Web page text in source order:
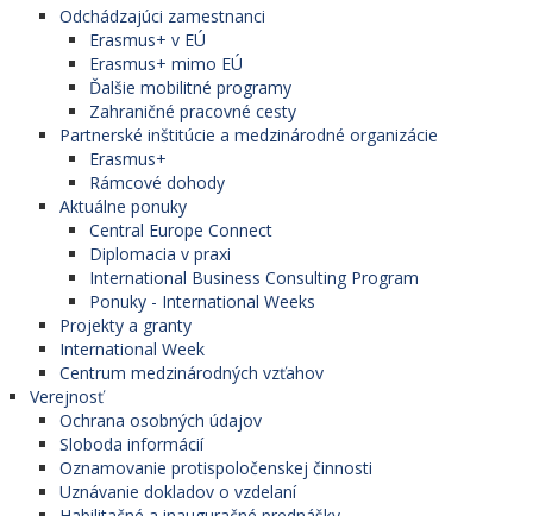
Odchádzajúci zamestnanci
Erasmus+ v EÚ
Erasmus+ mimo EÚ
Ďalšie mobilitné programy
Zahraničné pracovné cesty
Partnerské inštitúcie a medzinárodné organizácie
Erasmus+
Rámcové dohody
Aktuálne ponuky
Central Europe Connect
Diplomacia v praxi
International Business Consulting Program
Ponuky - International Weeks
Projekty a granty
International Week
Centrum medzinárodných vzťahov
Verejnosť
Ochrana osobných údajov
Sloboda informácií
Oznamovanie protispoločenskej činnosti
Uznávanie dokladov o vzdelaní